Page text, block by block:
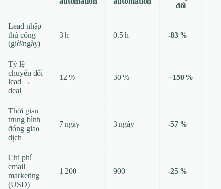
đổi
Lead nhập
thủ công
(giờ/ngày)
3 h 0.5 h ‑83 %
Tỷ lệ
chuyển đổi
lead →
deal
12 % 30 % +150 %
Thời gian
trung bình
đóng giao
dịch
7 ngày 3 ngày ‑57 %
Chi phí
email
marketing
(USD)
1 200 900 ‑25 %